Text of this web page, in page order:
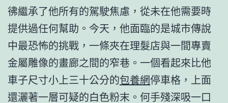
彿繼承了他所有的駕駛焦慮，從未在他需要時
提供過任何幫助。今天，他面臨的是城市傳說
中最恐怖的挑戰，一條夾在理髮店與一間專賣
金屬雕像的畫廊之間的窄巷。一個看起來比他
車子尺寸小上三十公分的包養網停車格，上面
還灑著一層可疑的白色粉末。何手殘深吸一口